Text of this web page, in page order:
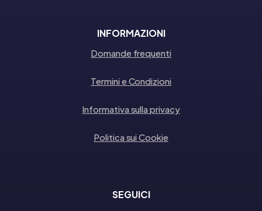
INFORMAZIONI
Domande frequenti
Termini e Condizioni
Informativa sulla privacy
Politica sui Cookie
SEGUICI